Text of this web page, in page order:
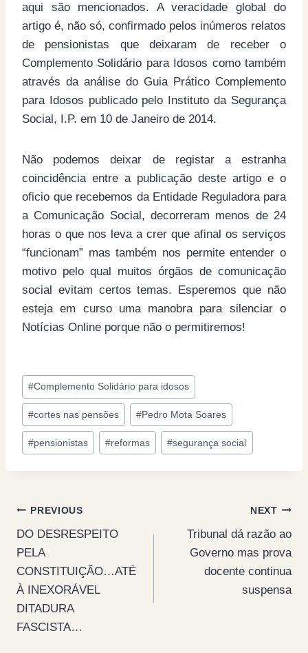
aqui são mencionados. A veracidade global do
artigo é, não só, confirmado pelos inúmeros relatos
de pensionistas que deixaram de receber o
Complemento Solidário para Idosos como também
através da análise do Guia Prático Complemento
para Idosos publicado pelo Instituto da Segurança
Social, I.P. em 10 de Janeiro de 2014.
Não podemos deixar de registar a estranha
coincidência entre a publicação deste artigo e o
oficio que recebemos da Entidade Reguladora para
a Comunicação Social, decorreram menos de 24
horas o que nos leva a crer que afinal os serviços
“funcionam” mas também nos permite entender o
motivo pelo qual muitos órgãos de comunicação
social evitam certos temas. Esperemos que não
esteja em curso uma manobra para silenciar o
Notícias Online porque não o permitiremos!
Post
Tags:
#Complemento Solidário para idosos
#cortes nas pensões #Pedro Mota Soares
#pensionistas #reformas #segurança social
Post
navigation
PREVIOUS
DO DESRESPEITO
PELA
CONSTITUIÇÃO…ATÉ
À INEXORÁVEL
DITADURA
FASCISTA…
NEXT
Tribunal dá razão ao
Governo mas prova
docente continua
suspensa